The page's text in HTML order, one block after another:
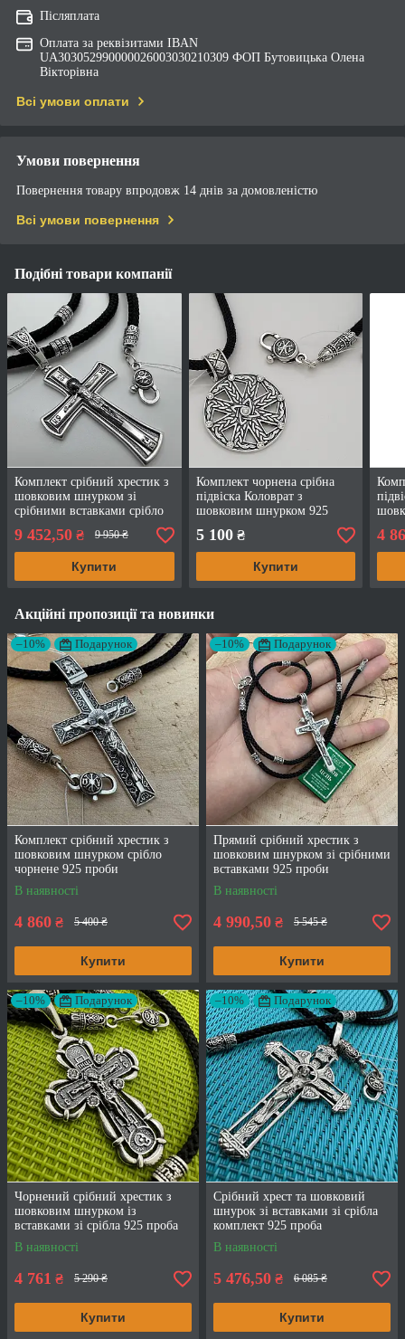
Післяплата
Оплата за реквізитами IBAN
UA303052990000026003030210309 ФОП Бутовицька Олена
Вікторівна
Всі умови оплати
Умови повернення
Повернення товару впродовж 14 днів за домовленістю
Всі умови повернення
Подібні товари компанії
Комплект срібний хрестик з
шовковим шнурком зі
срібними вставками срібло
9 452,50 ₴ 9 950 ₴
Купити
Комплект чорнена срібна
підвіска Коловрат з
шовковим шнурком 925
5 100₴
Купити
4
Акційні пропозиції та новинки
–10% Подарунок
Комплект срібний хрестик з
шовковим шнурком срібло
чорнене 925 проби
В наявності
4 860 ₴ 5 400 ₴
Купити
–10% Подарунок
Прямий срібний хрестик з
шовковим шнурком зі срібними
вставками 925 проби
В наявності
4 990,50 ₴ 5 545 ₴
Купити
–10% Подарунок
Чорнений срібний хрестик з
шовковим шнурком із
вставками зі срібла 925 проба
В наявності
4 761 ₴ 5 290 ₴
Купити
–10% Подарунок
Срібний хрест та шовковий
шнурок зі вставками зі срібла
комплект 925 проба
В наявності
5 476,50 ₴ 6 085 ₴
Купити